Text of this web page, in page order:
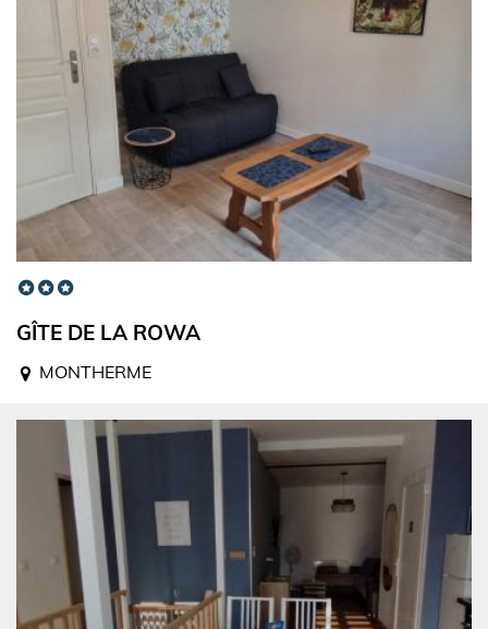
GÎTE DE LA ROWA
MONTHERME